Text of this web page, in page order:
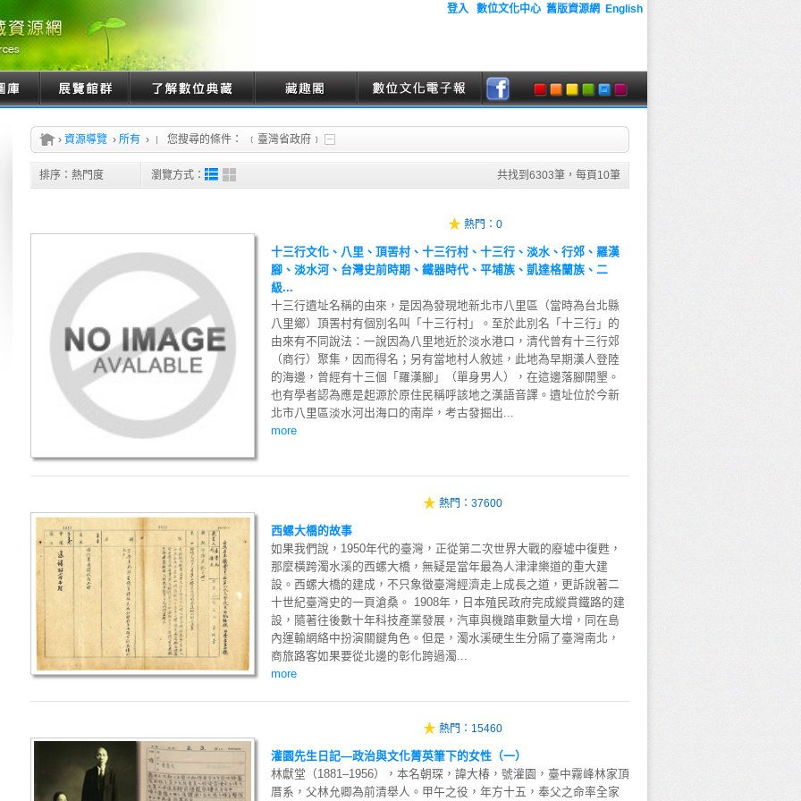
登入 數位文化中心 舊版資源網 English
› 資源導覽 › 所有 › 您搜尋的條件： ﹝臺灣省政府﹞
排序： 熱門度 瀏覽方式： 共找到 6303筆，每頁 10筆
熱門： 0
十三行文化、八里、頂罟村、十三行村、十三行、淡水、行郊、羅漢
腳、淡水河、台灣史前時期、鐵器時代、平埔族、凱達格蘭族、二
級...
十三行遺址名稱的由來，是因為發現地新北市八里區（當時為台北縣
八里鄉）頂罟村有個別名叫「十三行村」。至於此別名「十三行」的
由來有不同說法：一說因為八里地近於淡水港口，清代曾有十三行郊
（商行）聚集，因而得名；另有當地村人敘述，此地為早期漢人登陸
的海邊，曾經有十三個「羅漢腳」（單身男人），在這邊落腳開墾。
也有學者認為應是起源於原住民稱呼該地之漢語音譯。遺址位於今新
北市八里區淡水河出海口的南岸，考古發掘出...
more
熱門： 37600
西螺大橋的故事
如果我們說，1950年代的臺灣，正從第二次世界大戰的廢墟中復甦，
那麼橫跨濁水溪的西螺大橋，無疑是當年最為人津津樂道的重大建
設。西螺大橋的建成，不只象徵臺灣經濟走上成長之道，更訴說著二
十世紀臺灣史的一頁滄桑。 1908年，日本殖民政府完成縱貫鐵路的建
設，隨著往後數十年科技產業發展，汽車與機踏車數量大增，同在島
內運輸網絡中扮演關鍵角色。但是，濁水溪硬生生分隔了臺灣南北，
商旅路客如果要從北邊的彰化跨過濁...
more
熱門： 15460
灌園先生日記—政治與文化菁英筆下的女性（一）
林獻堂（1881–1956），本名朝琛，諱大椿，號灌園，臺中霧峰林家頂
厝系，父林允卿為前清舉人。甲午之役，年方十五，奉父之命率全家